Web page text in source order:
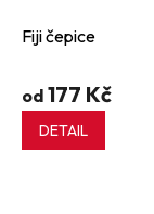
Fiji čepice
od 177 Kč
DETAIL